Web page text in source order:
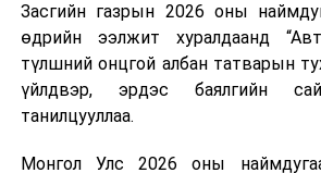
Засгийн газрын 2026 оны
өдрийн ээлжит хуралдаанд
түлшний онцгой албан татварын
үйлдвэр, эрдэс баялгийн
танилцууллаа.
Монгол Улс 2026 оны